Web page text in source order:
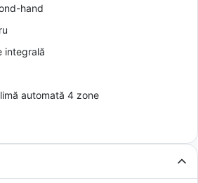
hand
integrală
automată 4 zone